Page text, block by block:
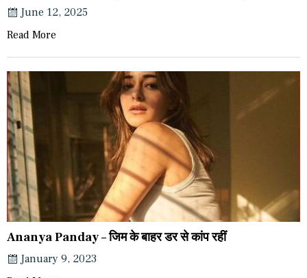
June 12, 2025
Read More
Ananya Panday – जिम के बाहर डर से कांप रहीं
January 9, 2023